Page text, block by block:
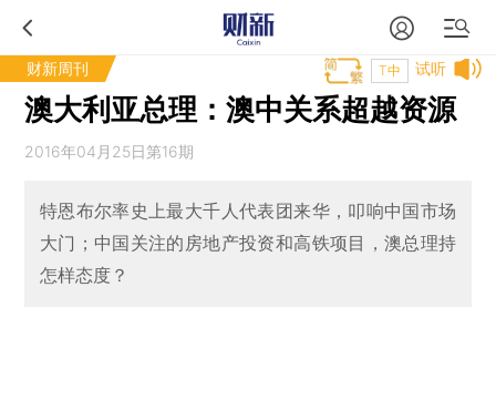
财新周刊 试听
T中
澳大利亚总理：澳中关系超越资源
2016年04月25日第16期
特恩布尔率史上最大千人代表团来华，叩响中国市场
大门；中国关注的房地产投资和高铁项目，澳总理持
怎样态度？